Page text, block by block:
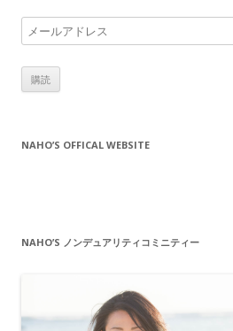
メ
ー
ル
ア
NAHO’S OFFICAL WEBSITE
NAHO’S ノンデュアリティコミニティー